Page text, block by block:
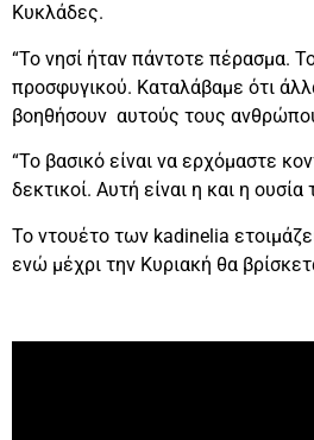
Κυκλάδες.
“Το νησί ήταν πάντοτε πέρασμα.
προσφυγικού. Καταλάβαμε ότι
βοηθήσουν αυτούς τους
“Το βασικό είναι να ερχόμαστε
δεκτικοί. Αυτή είναι η και η
Το ντουέτο των kadinelia
ενώ μέχρι την Κυριακή θα